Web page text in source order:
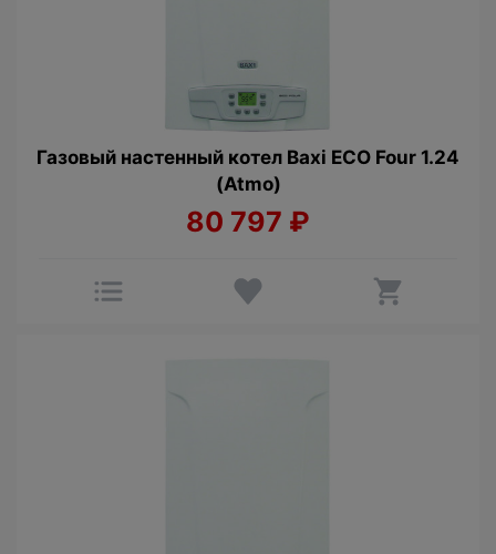
Газовый настенный котел Baxi ECO Four 1.24
(Atmo)
80 797 ₽